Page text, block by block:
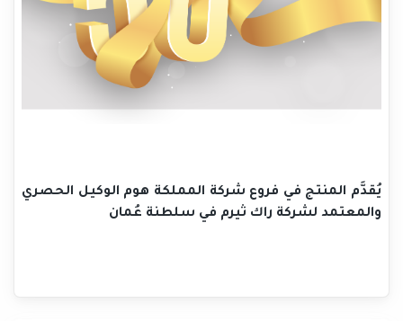
يُقدَّم المنتج في فروع شركة المملكة هوم الوكيل الحصري
والمعتمد لشركة راك ثيرم في سلطنة عُمان